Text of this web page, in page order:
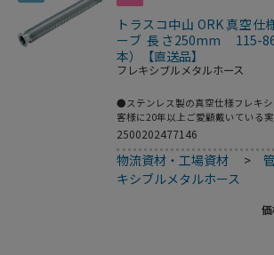
トラスコ中山 ORK 真空仕
ーブ 長さ250mm 115-
本）【直送品】
フレキシブルメタルホース
●ステンレス製の真空仕様フレキ
客様に20年以上ご愛顧戴いている
用。●全長(mm)：250●フランジサ
力：FV～大気圧●使用温度範囲：-
耐熱温度により異なる)●Heリーク
乗]]Pa・[[Ｍ3]]/sec以下●フレキ部
(SUS316L)●フランジ部：ステンレ
2500202477146
物流資材・工場資材 >
キシブルメタルホース
価